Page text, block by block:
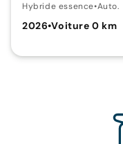
Hybride essence•Auto.
2026•Voiture 0 km